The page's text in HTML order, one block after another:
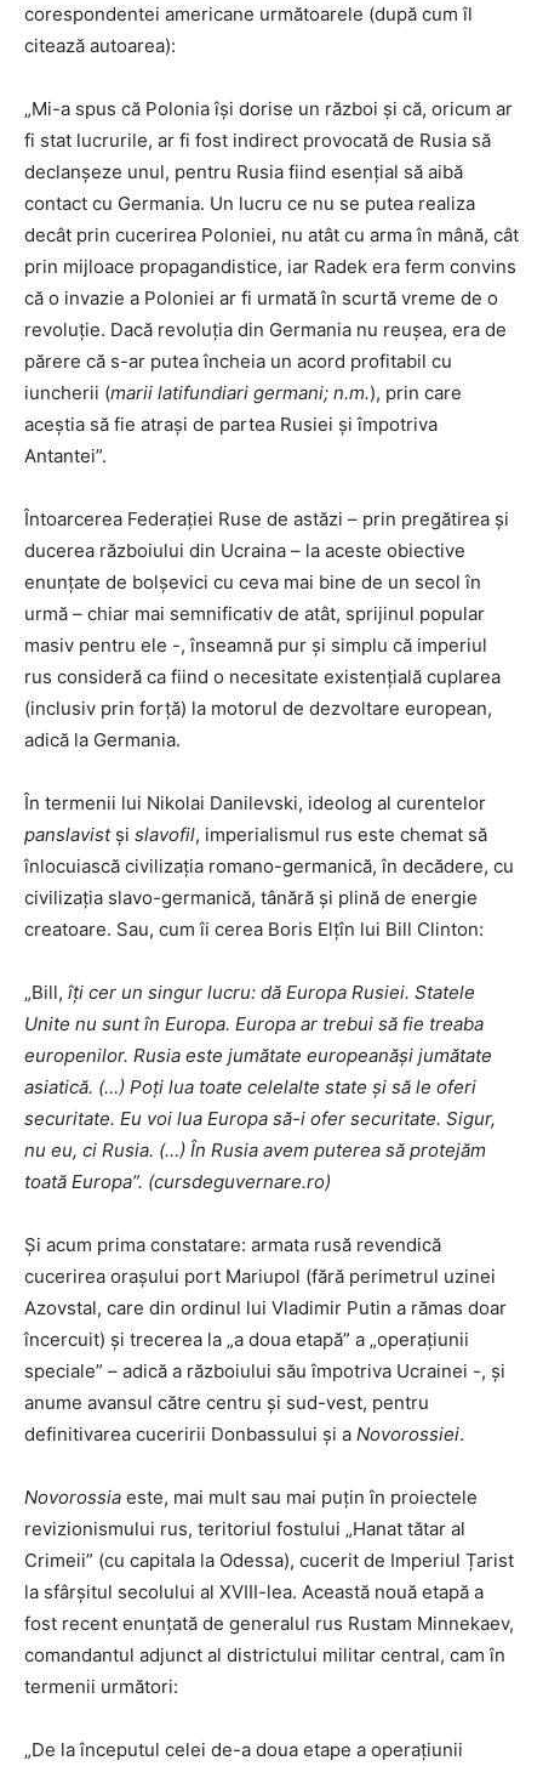
corespondentei americane următoarele (după cum îl
citează autoarea):
„Mi-a spus că Polonia își dorise un război și că, oricum ar
fi stat lucrurile, ar fi fost indirect provocată de Rusia să
declanșeze unul, pentru Rusia fiind esențial să aibă
contact cu Germania. Un lucru ce nu se putea realiza
decât prin cucerirea Poloniei, nu atât cu arma în mână, cât
prin mijloace propagandistice, iar Radek era ferm convins
că o invazie a Poloniei ar fi urmată în scurtă vreme de o
revoluție. Dacă revoluția din Germania nu reușea, era de
părere că s-ar putea încheia un acord profitabil cu
iuncherii (marii latifundiari germani; n.m.), prin care
aceștia să fie atrași de partea Rusiei și împotriva
Antantei”.
Întoarcerea Federației Ruse de astăzi – prin pregătirea și
ducerea războiului din Ucraina – la aceste obiective
enunțate de bolșevici cu ceva mai bine de un secol în
urmă – chiar mai semnificativ de atât, sprijinul popular
masiv pentru ele -, înseamnă pur și simplu că imperiul
rus consideră ca fiind o necesitate existențială cuplarea
(inclusiv prin forță) la motorul de dezvoltare european,
adică la Germania.
În termenii lui Nikolai Danilevski, ideolog al curentelor
panslavistși slavofil, imperialismul rus este chemat să
înlocuiască civilizația romano-germanică, în decădere, cu
civilizația slavo-germanică, tânără și plină de energie
creatoare. Sau, cum îi cerea Boris Elțîn lui Bill Clinton:
„Bill, îți cer un singur lucru: dă Europa Rusiei. Statele
Unite nu sunt în Europa. Europa ar trebui să fie treaba
europenilor. Rusia este jumătate europeanăși jumătate
asiatică. (…) Poți lua toate celelalte state și să le oferi
securitate. Eu voi lua Europa să-i ofer securitate. Sigur,
nu eu, ci Rusia. (…) În Rusia avem puterea să protejăm
toată Europa”. (cursdeguvernare.ro)
Și acum prima constatare: armata rusă revendică
cucerirea orașului port Mariupol (fără perimetrul uzinei
Azovstal, care din ordinul lui Vladimir Putin a rămas doar
încercuit) și trecerea la „a doua etapă” a „operațiunii
speciale” – adică a războiului său împotriva Ucrainei -, și
anume avansul către centru și sud-vest, pentru
definitivarea cuceririi Donbassului și a Novorossiei.
Novorossia este, mai mult sau mai puțin în proiectele
revizionismului rus, teritoriul fostului „Hanat tătar al
Crimeii” (cu capitala la Odessa), cucerit de Imperiul Țarist
la sfârșitul secolului al XVIII-lea. Această nouă etapă a
fost recent enunțată de generalul rus Rustam Minnekaev,
comandantul adjunct al districtului militar central, cam în
termenii următori:
„De la începutul celei de-a doua etape a operațiunii